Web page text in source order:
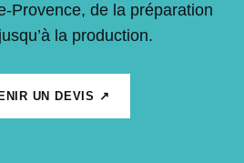
Provence, de la préparation
la production.
UN DEVIS ↗